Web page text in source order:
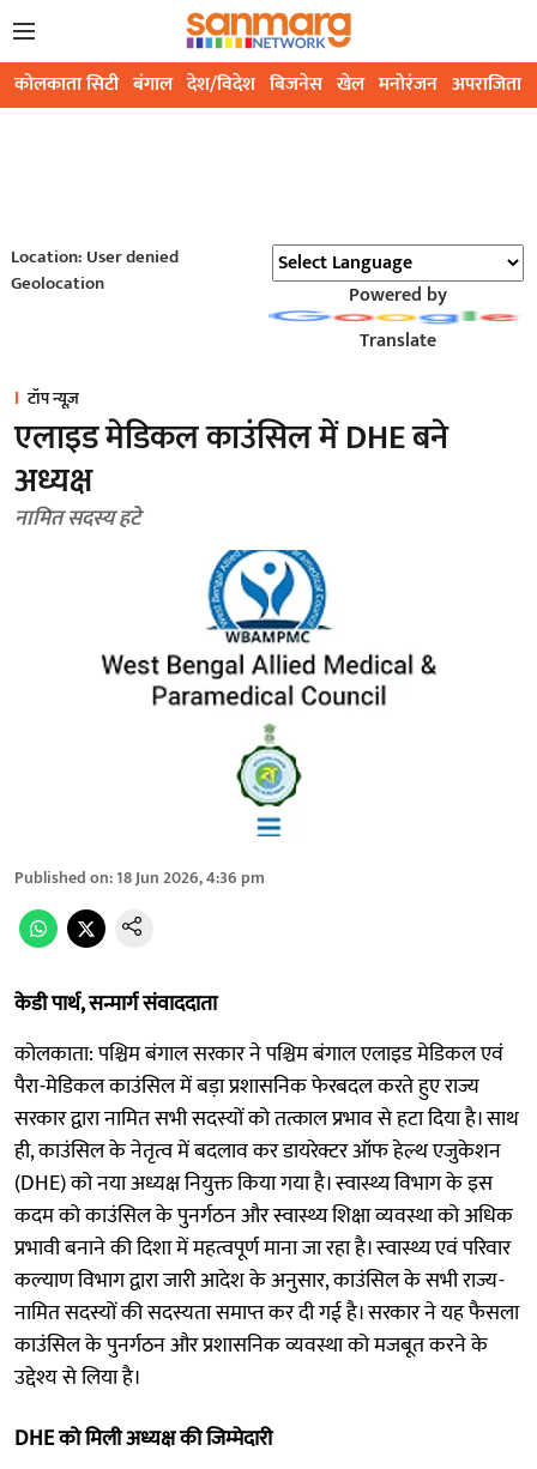
कोलकाता सिटी बंगाल देश/विदेश बिजनेस खेल मनोरंजन अपराजिता
Location: User denied
Geolocation
Powered by
Translate
टॉप न्यूज़
एलाइड मेडिकल काउंसिल में DHE बने
अध्यक्ष
नामित सदस्य हटे
Published on:18 Jun 2026, 4:36 pm
केडी पार्थ, सन्मार्ग संवाददाता
कोलकाता: पश्चिम बंगाल सरकार ने पश्चिम बंगाल एलाइड मेडिकल एवं
पैरा-मेडिकल काउंसिल में बड़ा प्रशासनिक फेरबदल करते हुए राज्य
सरकार द्वारा नामित सभी सदस्यों को तत्काल प्रभाव से हटा दिया है। साथ
ही, काउंसिल के नेतृत्व में बदलाव कर डायरेक्टर ऑफ हेल्थ एजुकेशन
(DHE) को नया अध्यक्ष नियुक्त किया गया है। स्वास्थ्य विभाग के इस
कदम को काउंसिल के पुनर्गठन और स्वास्थ्य शिक्षा व्यवस्था को अधिक
प्रभावी बनाने की दिशा में महत्वपूर्ण माना जा रहा है। स्वास्थ्य एवं परिवार
कल्याण विभाग द्वारा जारी आदेश के अनुसार, काउंसिल के सभी राज्य-
नामित सदस्यों की सदस्यता समाप्त कर दी गई है। सरकार ने यह फैसला
काउंसिल के पुनर्गठन और प्रशासनिक व्यवस्था को मजबूत करने के
उद्देश्य से लिया है।
DHE को मिली अध्यक्ष की जिम्मेदारी